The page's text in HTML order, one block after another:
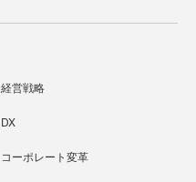
経営戦略
DX
コーポレート変革